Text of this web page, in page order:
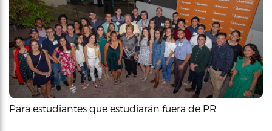
Para estudiantes que estudiarán fuera de PR